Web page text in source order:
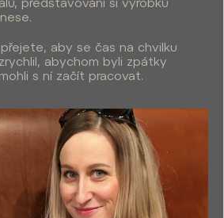
představování si výrobků
aby se čas na chvilku
abychom byli zpátky
s ní začít pracovat.